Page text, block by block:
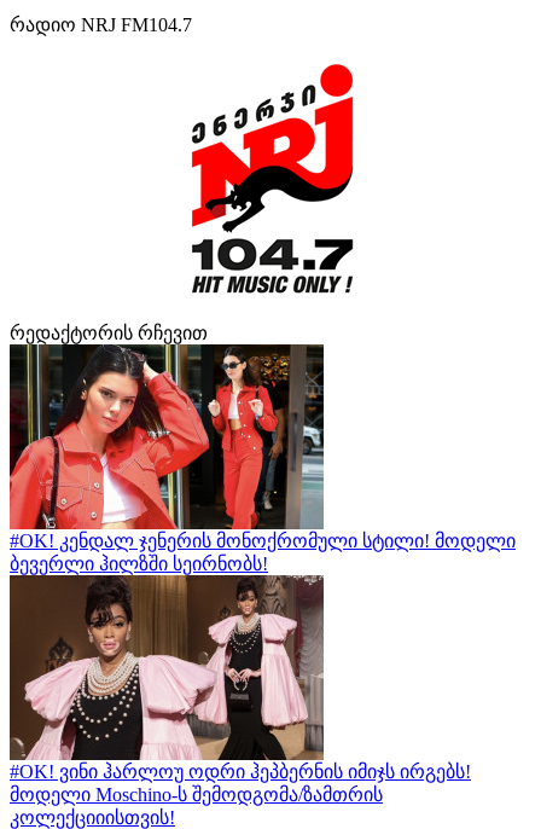
რადიო NRJ FM104.7
რედაქტორის რჩევით
#OK! კენდალ ჯენერის მონოქრომული სტილი! მოდელი
ბევერლი ჰილზში სეირნობს!
#OK! ვინი ჰარლოუ ოდრი ჰეპბერნის იმიჯს ირგებს!
მოდელი Moschino-ს შემოდგომა/ზამთრის
კოლექციიისთვის!